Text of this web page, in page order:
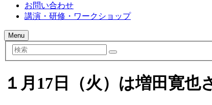
お問い合わせ
講演・研修・ワークショップ
Menu
検
索
１月17日（火）は増田寛也